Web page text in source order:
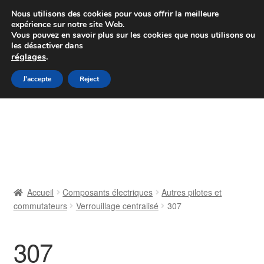
Colissimo livraison à partir de 7 EUR
Du lundi au vendredi de 9 h à 16 h
Aller
à
Aller
au
Contact
Accueil Composants électriques
Autres pilotes et
commutateurs
Verrouillage centralisé 307
307
Nous utilisons des cookies pour vous offrir la meilleure
expérience sur notre site Web.
Vous pouvez en savoir plus sur les cookies que nous utilisons ou
les désactiver dans
réglages.
J'accepte Reject